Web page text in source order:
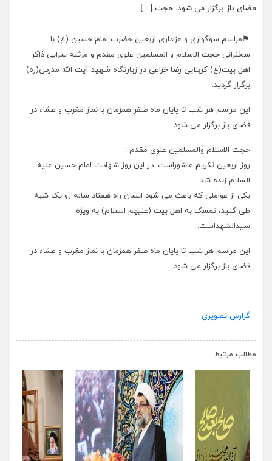
فضای باز برگزار می شود. حجت […]
🏴مراسم سوگواری و عزاداری اربعین حضرت امام حسین (ع) با
سخنرانی حجت الاسلام و المسلمین علوی مقدم و مرثیه سرایی ذاکر
اهل بیت(ع) کربلایی رضا خزاعی در زیارتگاه شهید آیت الله مدرس(ره)
برگزار گردید.
این مراسم هر شب تا پایان ماه صفر همزمان با نماز مغرب و عشاء در
فضای باز برگزار می شود.
حجت الاسلام والمسلمین علوی مقدم :
روز اربعین تکریم عاشوراست. در این روز شهادت امام حسین علیه
السلام زنده شد.
یکی از عواملی که باعث می شود انسان راه هفتاد ساله رو یک شبه
طی کنید، تمسک به اهل بیت (علیهم السلام) به ویژه
سیدالشهداست.
این مراسم هر شب تا پایان ماه صفر همزمان با نماز مغرب و عشاء در
فضای باز برگزار می شود.
گزارش تصویری
مطالب مرتبط